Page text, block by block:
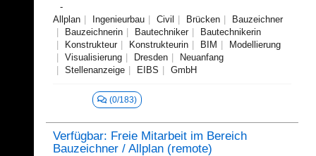
Allplan Ingenieurbau Civil Brücken
Bauzeichner
Bauzeichnerin
Bautechniker
Bautechnikerin
Konstrukteur
Konstrukteurin BIM
Modellierung
Visualisierung
Dresden
Neuanfang
Stellenanzeige
EIBS GmbH
(0/183)
Verfügbar: Freie Mitarbeit im Bereich
Bauzeichner / Allplan (remote)